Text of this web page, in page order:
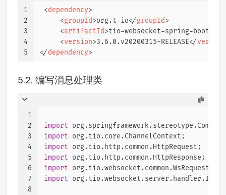
1
2
3
4
5
<dependency>
<groupId>org.t-io</groupId>
<artifactId>tio-websocket-spring-boot-
<version>3.6.0.v20200315-RELEASE</version
</dependency>
5.2. 编写消息处理类
1
2
3
4
5
6
7
8
import
import org.tio.core.ChannelContext;
import org.tio.http.common.HttpRequest;
import org.tio.http.common.HttpResponse;
import org.tio.websocket.common.WsRequest;
import